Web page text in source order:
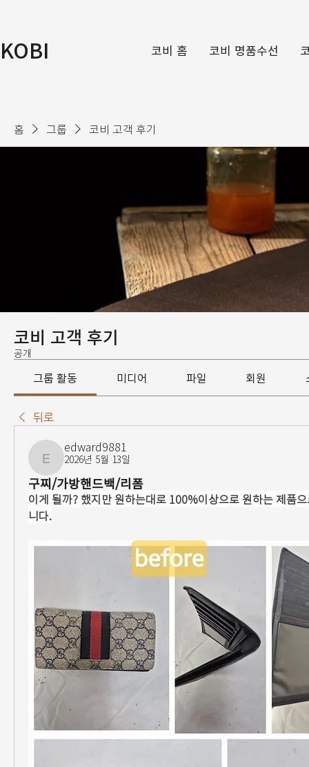
KOBI 코비 홈 코비 명품수선
홈 그룹 코비 고객 후기
코비 고객 후기
공개
그룹 활동 미디어 파일 회원
뒤로
edward9881
edward9881
2026년 5월 13일
구찌/가방핸드백/리폼
이게 될까? 했지만 원하는대로 100%이상으로 원하는 제품
니다.